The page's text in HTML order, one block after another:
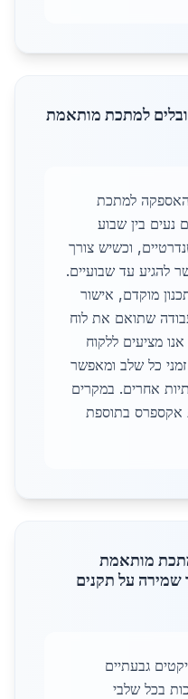
למתכת מותאמת
האספקה למתכת
נעים בין שבוע
וכשיש צורך
להגיע עד שבועיים.
מוקדם, אישור
עבודה שתואם את לוח
מציעים ללקוח
כל שלב ומאפשר
אחרים. במקרים
אקספרס בתוספת
מותאמת
שמירה על תקנים
גבעתיים
בכל שלבי